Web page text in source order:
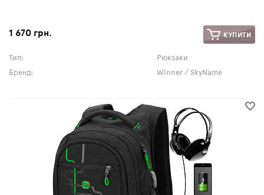
1 670 грн. КУПИТИ
Тип:
Рюкзаки
Бренд:
Winner / SkyName